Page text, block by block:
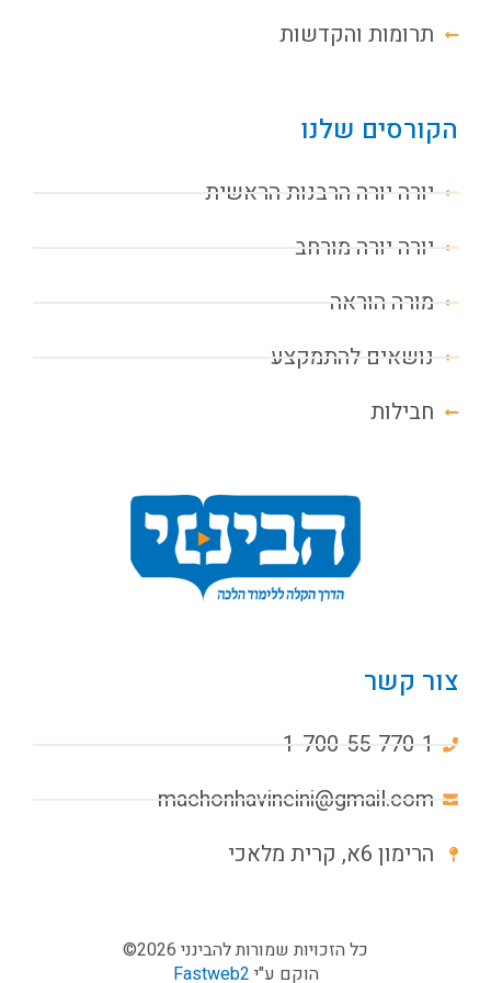
תרומות והקדשות
הקורסים שלנו
יורה יורה הרבנות הראשית
יורה יורה מורחב
מורה הוראה
נושאים להתמקצע
חבילות
צור קשר
1-700-55-770-1
machonhavineini@gmail.com
הרימון 6א, קרית מלאכי
כל הזכויות שמורות להבינני 2026©
הוקם ע"י Fastweb2